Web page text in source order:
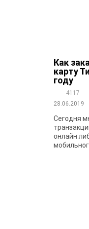
Как
карту
году
4117
28.06.2019
Сегодня
онлайн